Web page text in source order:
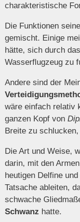
charakteristische
Die Funktionen
gemischt. Einige
hätte, sich durch
Wasserflugzeug zu
Andere sind der
wäre einfach relativ
ganzen Kopf von
Breite zu
Die Art und Weise,
darin, mit den
heutigen Delfine
Tatsache ableiten,
schwache
Schwanz hatte.